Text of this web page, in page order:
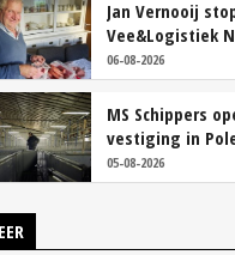
Jan Vernooij
Vee&Logistiek
06-08-2026
MS Schippers
vestiging in
05-08-2026